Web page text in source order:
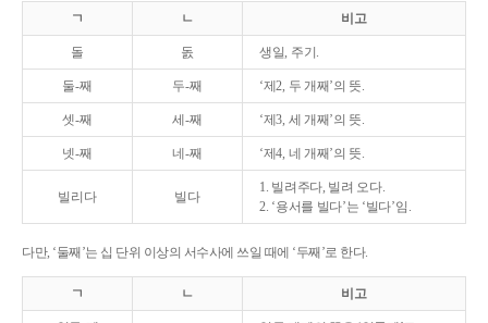
ㄱ ㄴ 비고
돌 돐 생일, 주기.
둘-째 두-째 ‘제2, 두 개째’의 뜻.
셋-째 세-째 ‘제3, 세 개째’의 뜻.
넷-째 네-째 ‘제4, 네 개째’의 뜻.
빌리다 빌다
1. 빌려주다, 빌려 오다.
2. ‘용서를 빌다’는 ‘빌다’임.
다만, ‘둘째’는 십 단위 이상의 서수사에 쓰일 때에 ‘두째’로 한다.
ㄱ ㄴ 비고